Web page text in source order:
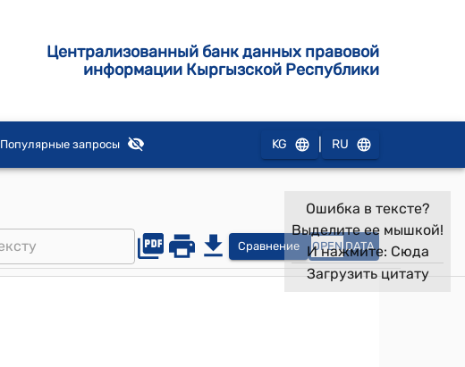
Централизованный банк данных правовой
информации Кыргызской Республики
Популярные запросы KG RU
Сравнение OPEN DATA
Ошибка в тексте?
Выделите ее мышкой!
И нажмите: Сюда
Загрузить цитату